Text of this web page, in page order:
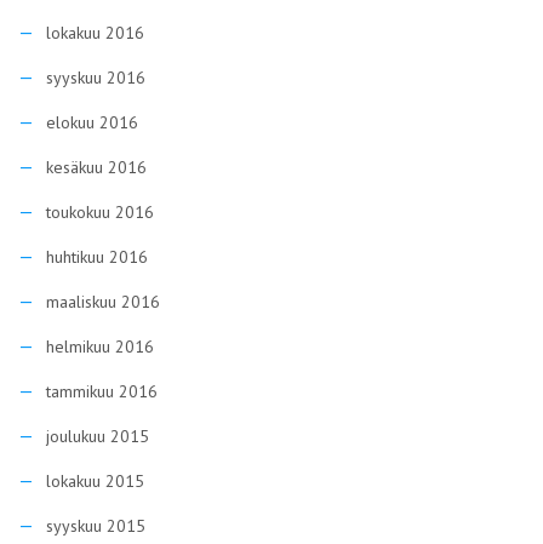
lokakuu 2016
syyskuu 2016
elokuu 2016
kesäkuu 2016
toukokuu 2016
huhtikuu 2016
maaliskuu 2016
helmikuu 2016
tammikuu 2016
joulukuu 2015
lokakuu 2015
syyskuu 2015